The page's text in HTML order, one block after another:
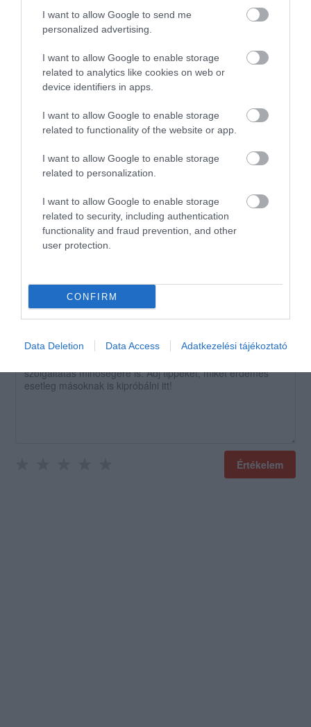
I want to allow Google to send me
personalized advertising.
I want to allow Google to enable storage
related to analytics like cookies on web or
device identifiers in apps.
I want to allow Google to enable storage
related to functionality of the website or app.
I want to allow Google to enable storage
related to personalization.
I want to allow Google to enable storage
related to security, including authentication
functionality and fraud prevention, and other
user protection.
CONFIRM
Data Deletion Data Access Adatkezelési tájékoztató
loans loan
2024. Április 14.
Are you in need of Urgent
Loan Here no collateral
Loan is solve between a short
period of time with a low
interest rate of 2% We Are
Here To Show You A Better
Way To Financial Freedom
your location (WhatsApp)
number +918131851434
sumitihomelend@gmail.com
Mr. Damian Sumiti
Értékeld Te is!
Értékelem